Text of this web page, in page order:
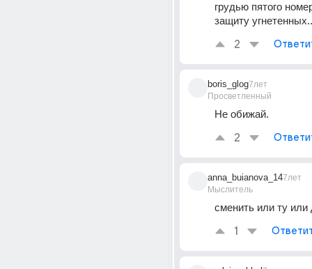
грудью пятого
защиту
2
boris_glog
Просветленный
7лет
Не обижай.
2
anna_buianova_14
Мыслитель
7лет
сменить или ту или
1